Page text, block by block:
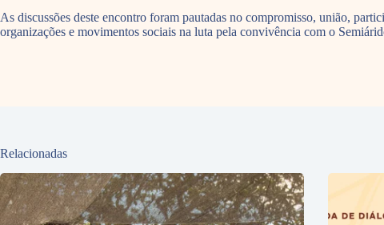
As discussões deste encontro foram pautadas no compromisso, união,
organizações e movimentos sociais na luta pela convivência com o
Relacionadas